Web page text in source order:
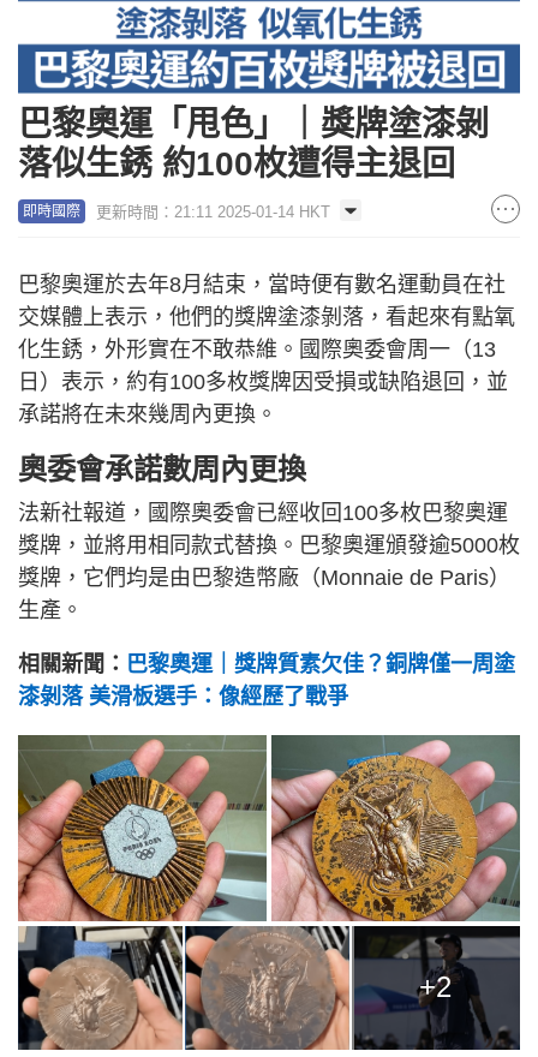
巴黎奧運「甩色」｜獎牌塗漆剝
落似生銹 約100枚遭得主退回
即時國際 更新時間：21:11 2025-01-14 HKT
巴黎奧運於去年8月結束，當時便有數名運動員在社
交媒體上表示，他們的獎牌塗漆剝落，看起來有點氧
化生銹，外形實在不敢恭維。國際奧委會周一（13
日）表示，約有100多枚獎牌因受損或缺陷退回，並
承諾將在未來幾周內更換。
奧委會承諾數周內更換
法新社報道，國際奧委會已經收回100多枚巴黎奧運
獎牌，並將用相同款式替換。巴黎奧運頒發逾5000枚
獎牌，它們均是由巴黎造幣廠（Monnaie de Paris）
生產。
相關新聞： 巴黎奧運｜獎牌質素欠佳？銅牌僅一周塗
漆剝落 美滑板選手：像經歷了戰爭
+2